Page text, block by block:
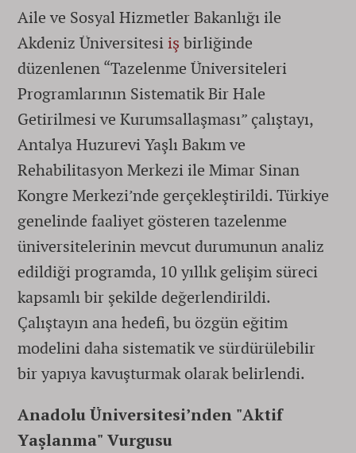
Aile ve Sosyal Hizmetler Bakanlığı ile
Akdeniz Üniversitesiiş birliğinde
düzenlenen “Tazelenme Üniversiteleri
Programlarının Sistematik Bir Hale
Getirilmesi ve Kurumsallaşması” çalıştayı,
Antalya Huzurevi Yaşlı Bakım ve
Rehabilitasyon Merkezi ile Mimar Sinan
Kongre Merkezi’nde gerçekleştirildi. Türkiye
genelinde faaliyet gösteren tazelenme
üniversitelerinin mevcut durumunun analiz
edildiği programda, 10 yıllık gelişim süreci
kapsamlı bir şekilde değerlendirildi.
Çalıştayın ana hedefi, bu özgün eğitim
modelini daha sistematik ve sürdürülebilir
bir yapıya kavuşturmak olarak belirlendi.
Anadolu Üniversitesi’nden "Aktif
Yaşlanma" Vurgusu